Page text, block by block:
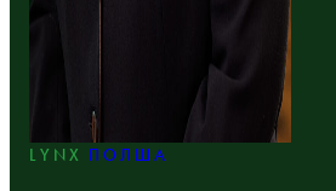
LYNX ПОЛША